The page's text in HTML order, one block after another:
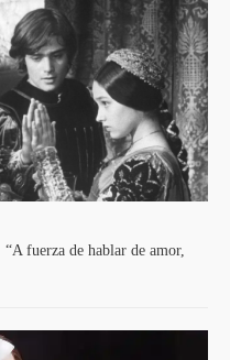
“A fuerza de hablar de amor,